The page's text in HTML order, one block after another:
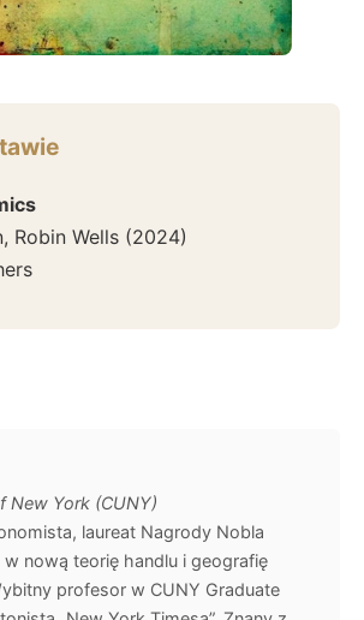
Robin Wells (2024)
New York (CUNY)
laureat Nagrody Nobla
w nową teorię handlu i geografię
profesor w CUNY Graduate